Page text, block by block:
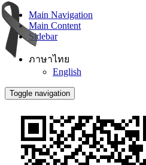
Main Navigation
Main Content
Sidebar
ภาษาไทย
English
Toggle navigation